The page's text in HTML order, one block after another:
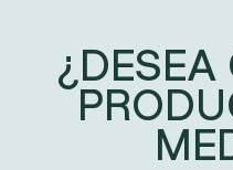
¿DESEA